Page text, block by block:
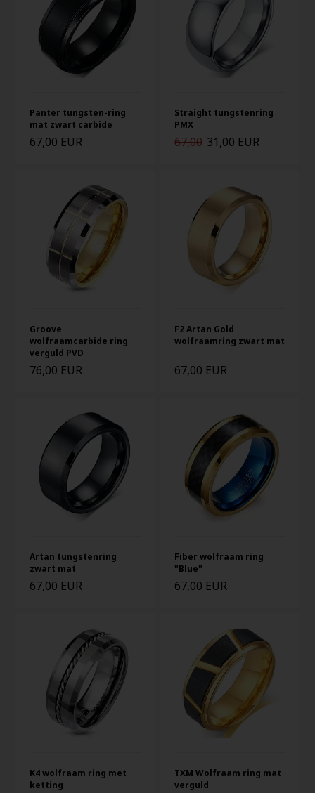
Panter tungsten-ring
mat zwart carbide
67,00 EUR
Straight tungstenring
PMX
67,00 31,00 EUR
Groove
wolfraamcarbide ring
verguld PVD
76,00 EUR
F2 Artan Gold
wolfraamring zwart mat
67,00 EUR
Artan tungstenring
zwart mat
67,00 EUR
Fiber wolfraam ring
"Blue"
67,00 EUR
K4 wolfraam ring met
ketting
TXM Wolfraam ring mat
verguld